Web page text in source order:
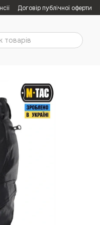
Договір публічної оферти